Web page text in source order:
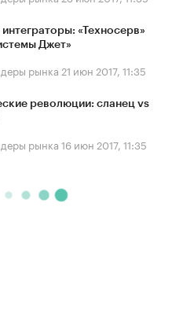
«​Техносерв»
Джет»
рынка 21 июн 2017, 11:35
революции: сланец vs
рынка16 июн 2017, 11:35